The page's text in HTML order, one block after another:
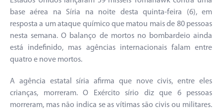
base aérea na Síria na noite desta quinta-feira (6), em
resposta a um ataque químico que matou mais de 80 pessoas
nesta semana. O balanço de mortos no bombardeio ainda
está indefinido, mas agências internacionais falam entre
quatro e nove mortos.
A agência estatal síria afirma que nove civis, entre eles
crianças, morreram. O Exército sírio diz que 6 pessoas
morreram, mas não indica se as vítimas são civis ou militares.